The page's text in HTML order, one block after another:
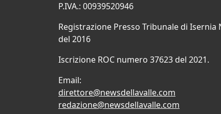
P.IVA.: 00939520946
Registrazione Presso Tribunale di Isernia
del 2016
Iscrizione ROC numero 37623 del 2021.
Email:
direttore@newsdellavalle.com
redazione@newsdellavalle.com